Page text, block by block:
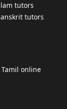
tutors
tutors
Tamil online